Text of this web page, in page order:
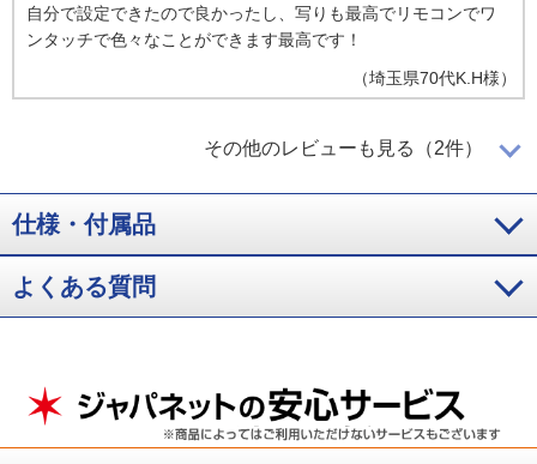
自分で設定できたので良かったし、写りも最高でリモコンでワ
ンタッチで色々なことができます最高です！
（埼玉県70代K.H様）
画面の大きさや便利な機能も充実
テレビが古くなり画面に色落ちが出てきて新しく買い換えたい
と思っていたたため購入しました。画面の大きさや便利な機能
も充実しており、使いやすいです。
（神奈川県50代K.K様）
その他のレビューも見る（2件）
仕様・付属品
よくある質問